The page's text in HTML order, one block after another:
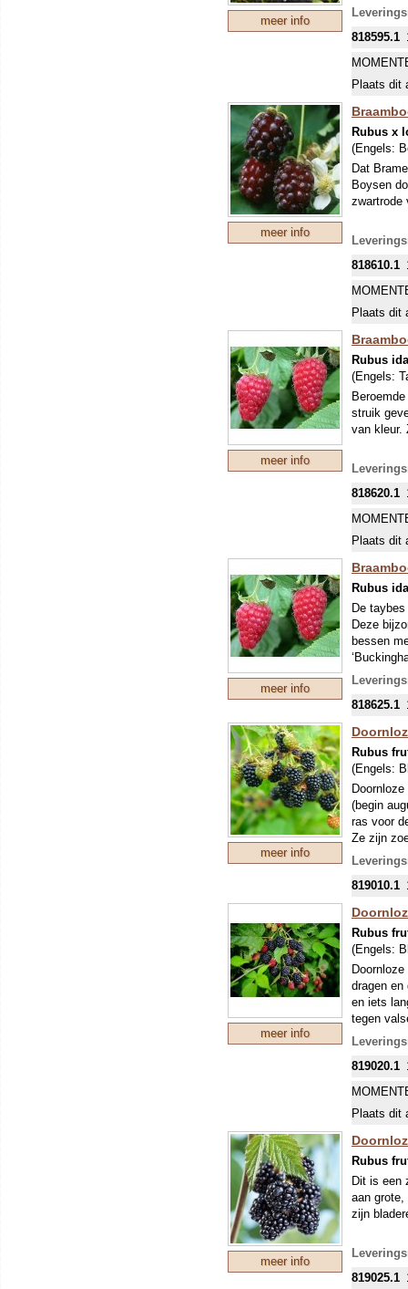
meer info
818595.1
Plaats dit
meer info
Rubus x
(Engels:
Dat
Boysen
zwartrode
818610.1
Plaats dit
meer info
Rubus
(Engels:
struik
van kleur.
818620.1
Plaats dit
meer info
Rubus
De
Deze
bessen
De
meestal
eten,
De plant
818625.1
meer info
Rubus
(Engels:
(begin
ras voor
Ze zijn
bloei is
819010.1
meer info
Rubus
(Engels:
dragen
en iets
tegen
beste!
819020.1
Plaats dit
meer info
Rubus
Dit is een
aan
zijn
819025.1